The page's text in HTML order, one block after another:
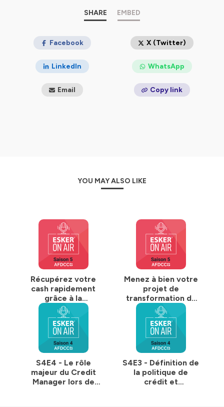
SHARE EMBED
Facebook X (Twitter)
LinkedIn WhatsApp
Email Copy link
YOU MAY ALSO LIKE
Récupérez votre
cash rapidement
grâce à la
digitalisation du
cycle Invoice-to-
Cash | S5E2
Menez à bien votre
projet de
transformation du
cycle Invoice-to-
Cash | S5E1
S4E4 - Le rôle
majeur du Credit
Manager lors de
S4E3 - Définition de
la politique de
crédit et